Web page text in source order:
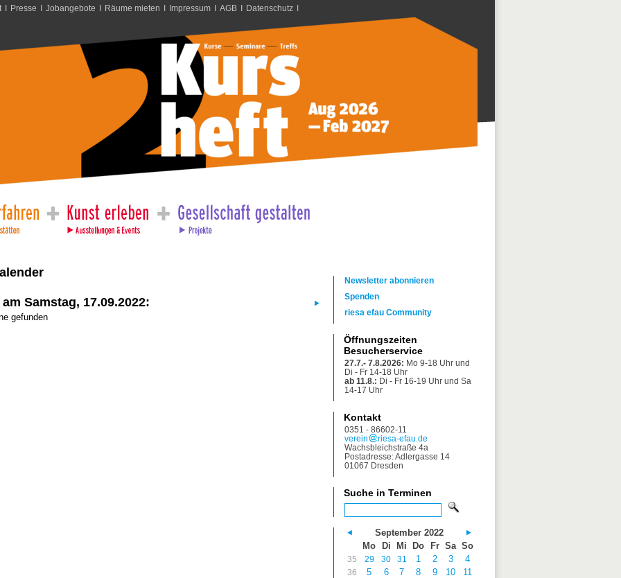
I Presse I Jobangebote I Räume mieten I Impressum I AGB I Datenschutz I
Samstag, 17.09.2022:
gefunden
Newsletter abonnieren
Spenden
riesa efau Community
Öffnungszeiten
Besucherservice
27.7.- 7.8.2026: Mo 9-18 Uhr und
Di - Fr 14-18 Uhr
ab 11.8.: Di - Fr 16-19 Uhr und Sa
14-17 Uhr
Kontakt
0351 - 86602-11
verein
riesa-efau.de
Wachsbleichstraße 4a
Postadresse: Adlergasse 14
01067 Dresden
Suche in Terminen
September 2022
Mo
Di Mi Do Fr Sa So
35 29 30 31 1 2 3 4
36 5 6 7 8 9 10 11